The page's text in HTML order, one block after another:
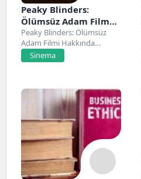
Peaky Blinders:
Ölümsüz Adam Film
Konusu, Oyuncuları
ve İnceleme
Peaky Blinders: Ölümsüz
Adam Filmi Hakkında
Netflix’te 20 Mart 2026...
Sinema